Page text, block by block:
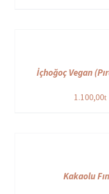
İçhoğoç Vegan
1.100,00
Kakaolu